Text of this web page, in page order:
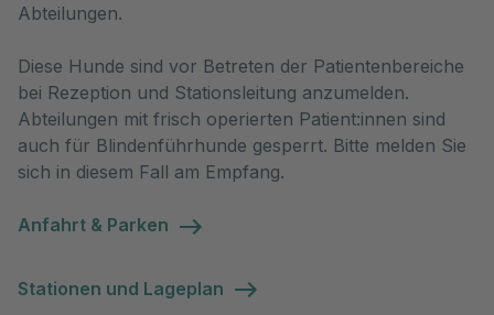
Abteilungen.
Diese Hunde sind vor Betreten der Patientenbereiche
bei Rezeption und Stationsleitung anzumelden.
Abteilungen mit frisch operierten Patient:innen sind
auch für Blindenführhunde gesperrt. Bitte melden Sie
sich in diesem Fall am Empfang.
Anfahrt & Parken
Stationen und Lageplan